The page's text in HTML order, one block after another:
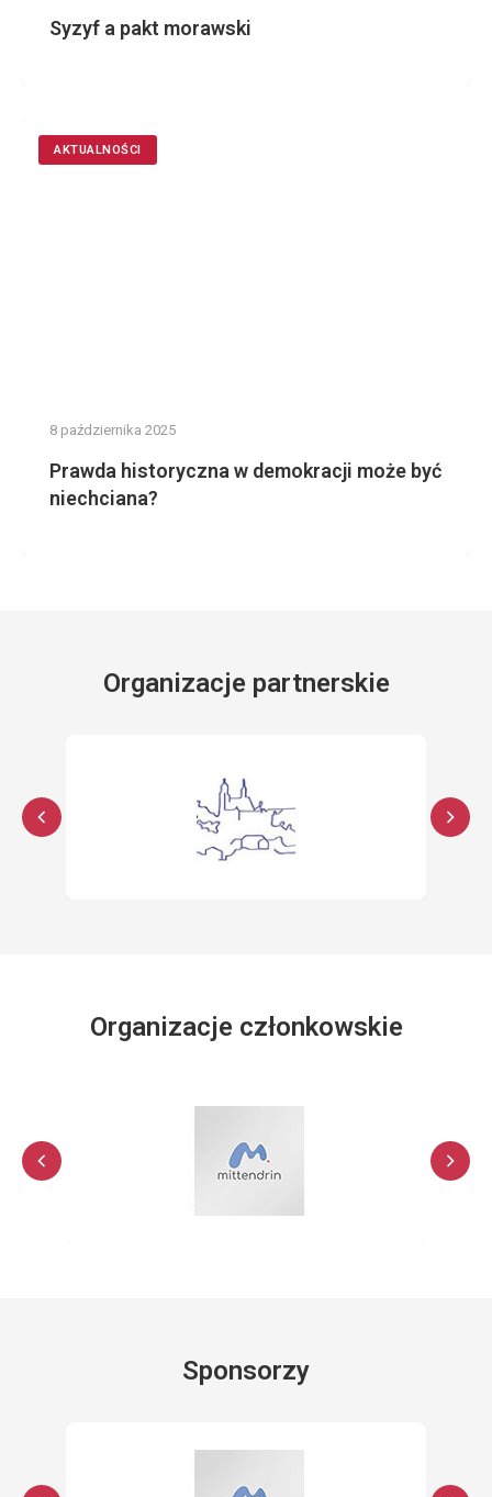
Syzyf a pakt morawski
AKTUALNOŚCI
8 października 2025
Prawda historyczna w demokracji może być
niechciana?
Organizacje partnerskie
Organizacje członkowskie
Sponsorzy